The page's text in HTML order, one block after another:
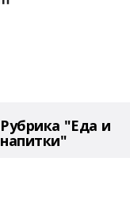
Рубрика "Еда и
напитки"